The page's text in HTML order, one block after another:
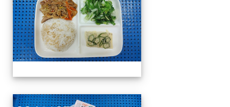
午餐擺盤 (上課日更新-